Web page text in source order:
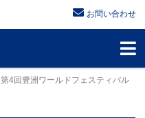
お問い合わせ
第4回豊洲ワールドフェスティバル